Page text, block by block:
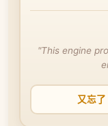
"This engine
又忘了